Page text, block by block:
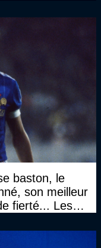
baston, le
son meilleur
fierté... Les